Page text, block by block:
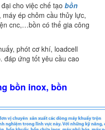
cho việc chế tạo bồn
ép chỏm cầu thủy lực,
cnc,…bồn có thể gia công
phót cơ khí, loadcell
ứng tốt yêu cầu cao
bồn inox, bồn